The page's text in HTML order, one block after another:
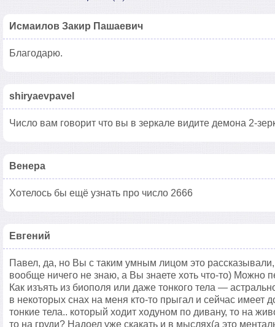
Исмаилов Закир Пашаевич
Благодарю.
shiryaevpavel
Число вам говорит что вы в зеркале видите демона 2-
Венера
Хотелось бы ещё узнать про число 2666
Евгений
Павел, да, но Вы с таким умным лицом это
вообще ничего не знаю, а Вы знаете хоть что-то) Можно
Как изъять из биополя или даже тонкого тела —
в некоторых снах на меня кто-то прыгал и сейчас имеет
тонкие тела.. который ходит ходуном по дивану, то на
то на груди? Надоел уже скакать и в мыслях(а это